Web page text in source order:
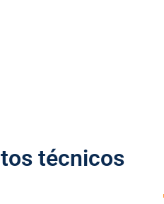
técnicos